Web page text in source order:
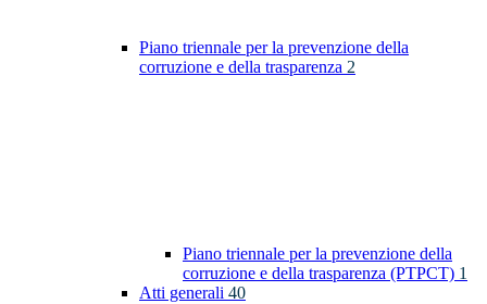
Piano triennale per la prevenzione della
corruzione e della trasparenza 2
Piano triennale per la prevenzione della
corruzione e della trasparenza (PTPCT) 1
Atti generali 40